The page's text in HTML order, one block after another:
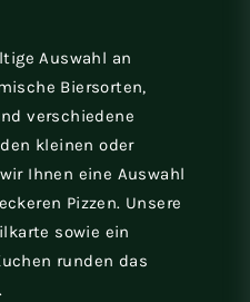
Auswahl an
Biersorten,
verschiedene
kleinen oder
Ihnen eine Auswahl
Pizzen. Unsere
sowie ein
runden das